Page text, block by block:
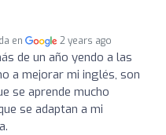
en 2 years ago
de un año yendo a las
a mejorar mi inglés, son
se aprende mucho
se adaptan a mi